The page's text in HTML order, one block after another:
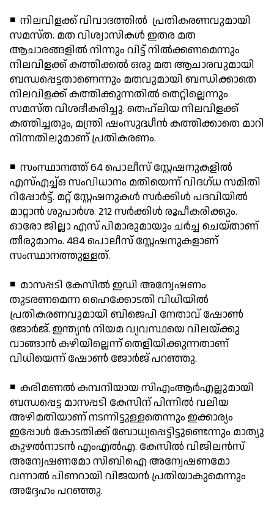
◾ നിലവിളക്ക് വിവാദത്തില്‍ പ്രതികരണവുമായി
സമസ്ത. മത വിശ്വാസികള്‍ ഇതര മത
ആചാരങ്ങളില്‍ നിന്നും വിട്ട് നില്‍ക്കണമെന്നും
നിലവിളക്ക് കത്തിക്കല്‍ ഒരു മത ആചാരവുമായി
ബന്ധപ്പെട്ടതാണെന്നും മതവുമായി ബന്ധിക്കാതെ
നിലവിളക്ക് കത്തിക്കുന്നതില്‍ തെറ്റില്ലെന്നും
സമസ്ത വിശദീകരിച്ചു. തെഹ്ലിയ നിലവിളക്ക്
കത്തിച്ചതും, മന്ത്രി ഷംസുദ്ധീന്‍ കത്തിക്കാതെ മാറി
നിന്നതിലുമാണ് പ്രതികരണം.
◾ സംസ്ഥാനത്ത് 64 പൊലീസ് സ്റ്റേഷനുകളില്‍
എസ്എച്ച്ഒ സംവിധാനം മതിയെന്ന് വിദഗ്ധ സമിതി
റിപ്പോര്‍ട്ട്. മറ്റ് സ്റ്റേഷനുകള്‍ സര്‍ക്കിള്‍ പദവിയില്‍
മാറ്റാന്‍ ശുപാര്‍ശ. 212 സര്‍ക്കിള്‍ രൂപീകരിക്കും.
ഓരോ ജില്ലാ എസ് പിമാരുമായും ചര്‍ച്ച ചെയ്താണ്
തീരുമാനം. 484 പൊലീസ് സ്റ്റേഷനുകളാണ്
സംസ്ഥാനത്തുള്ളത്.
◾ മാസപ്പടി കേസില്‍ ഇഡി അന്വേഷണം
തുടരണമെന്ന ഹൈക്കോടതി വിധിയില്‍
പ്രതികരണവുമായി ബിജെപി നേതാവ് ഷോണ്‍
ജോര്‍ജ്. ഇന്ത്യന്‍ നിയമ വ്യവസ്ഥയെ വിലയ്ക്കു
വാങ്ങാന്‍ കഴിയില്ലെന്ന് തെളിയിക്കുന്നതാണ്
വിധിയെന്ന് ഷോണ്‍ ജോര്‍ജ് പറഞ്ഞു.
◾ കരിമണല്‍ കമ്പനിയായ സിഎംആര്‍എല്ലുമായി
ബന്ധപ്പെട്ട മാസപ്പടി കേസിന് പിന്നില്‍ വലിയ
അഴിമതിയാണ് നടന്നിട്ടുള്ളതെന്നും ഇക്കാര്യം
ഇപ്പോള്‍ കോടതിക്ക് ബോധ്യപ്പെട്ടിട്ടുണ്ടെന്നും മാത്യു
കുഴല്‍നാടന്‍ എംഎല്‍എ. കേസില്‍ വിജിലന്‍സ്
അന്വേഷണമോ സിബിഐ അന്വേഷണമോ
വന്നാല്‍ പിണറായി വിജയന്‍ പ്രതിയാകുമെന്നും
അദ്ദേഹം പറഞ്ഞു.